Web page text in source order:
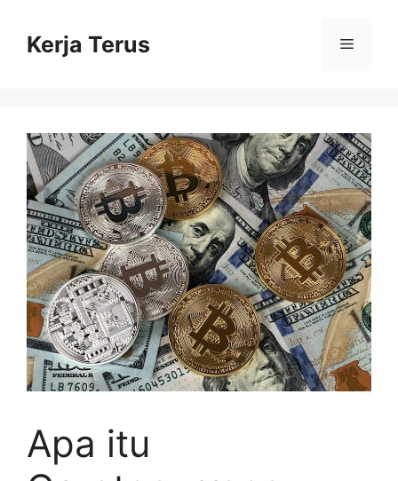
Kerja Terus Menu
Apa itu